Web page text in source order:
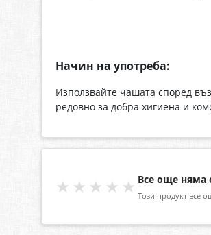
Начин на употреба:
Използвайте чашата според
редовно за добра хигиена и
★★★★★ Все още няма
Този продукт все